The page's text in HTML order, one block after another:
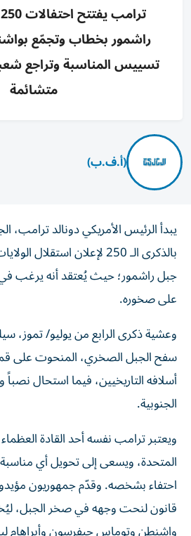
راشمور بخطاب وتجمّع
تسييس المناسبة وتراجع
متشائمة
(أ.ف.ب)
يبدأ الرئيس الأمريكي دونالد ترامب،
بالذكرى الـ 250 لإعلان
جبل راشمور؛ حيث يُعتقد أنه يرغب
على صخوره.
وعشية ذكرى الرابع من يوليو/ تموز،
سفح الجبل الصخري، المنحوت على
أسلافه التاريخيين، فيما استحال نصباً
الجنوبية.
ويعتبر ترامب نفسه أحد القادة
المتحدة، ويسعى إلى تحويل أي
احتفاء بشخصه. وقدّم جمهوريون
قانون لنحت وجهه في صخر الجبل،